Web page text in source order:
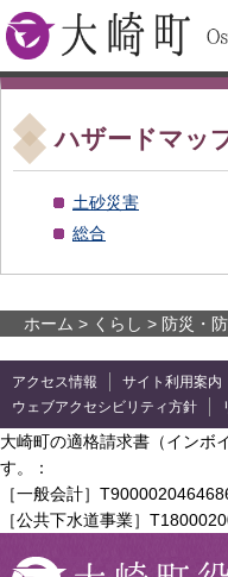
大崎町
ハザードマッ
土砂災害
総合
ホーム > くらし > 防災・
アクセス情報 サイト利用案内
ウェブアクセシビリティ方針
大崎町の適格請求書（インボ
す。：
［一般会計］
［公共下水道事業］